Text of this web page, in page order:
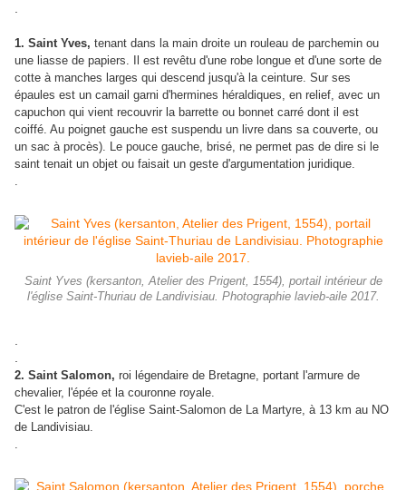
1. Saint Yves, tenant dans la main droite un rouleau de parchemin ou
une liasse de papiers. Il est revêtu d'une robe longue et d'une sorte de
cotte à manches larges qui descend jusqu'à la ceinture. Sur ses
épaules est un camail garni d'hermines héraldiques, en relief, avec un
capuchon qui vient recouvrir la barrette ou bonnet carré dont il est
coiffé. Au poignet gauche est suspendu un livre dans sa couverte, ou
un sac à procès). Le pouce gauche, brisé, ne permet pas de dire si le
saint tenait un objet ou faisait un geste d'argumentation juridique.
.
Saint Yves (kersanton, Atelier des Prigent, 1554), portail intérieur de
l'église Saint-Thuriau de Landivisiau. Photographie lavieb-aile 2017.
2. Saint Salomon, roi légendaire de Bretagne, portant l'armure de
chevalier, l'épée et la couronne royale.
C'est le patron de l'église Saint-Salomon de La Martyre, à 13 km au NO
de Landivisiau.
.